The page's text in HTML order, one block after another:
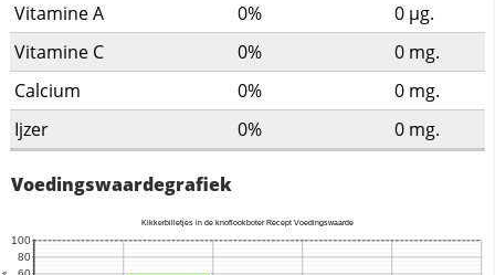
Vitamine A
0% 0 µg.
Vitamine C
0% 0 mg.
Calcium
0% 0 mg.
Ijzer
0% 0 mg.
Voedingswaardegrafiek